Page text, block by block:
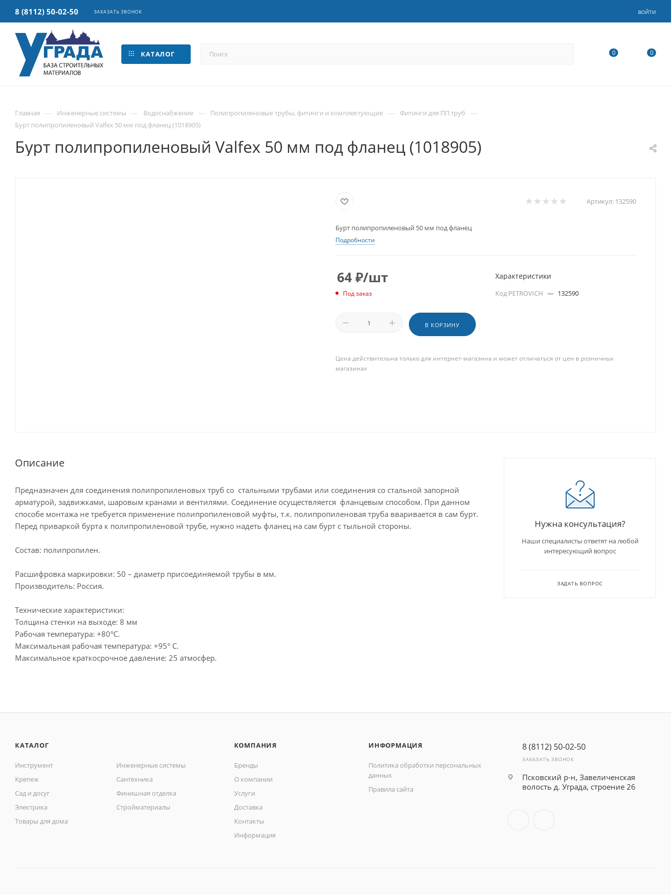
8 (8112) 50-02-50 ЗАКАЗАТЬ ЗВОНОК ВОЙТИ
КАТАЛОГ 0 0
Главная — Инженерные системы — Водоснабжение — Полипропиленовые трубы, фитинги и комплектующие — Фитинги для ПП труб —
Бурт полипропиленовый Valfex 50 мм под фланец (1018905)
Бурт полипропиленовый Valfex 50 мм под фланец (1018905)
Артикул: 132590
Бурт полипропиленовый 50 мм под фланец
Подробности
64₽/шт
Под заказ
В КОРЗИНУ
Характеристики
Код PETROVICH — 132590
Цена действительна только для интернет-магазина и может отличаться от цен в розничных
магазинах
Описание
Предназначен для соединения полипропиленовых труб со стальными трубами или соединения со стальной запорной
арматурой, задвижками, шаровым кранами и вентилями. Соединение осуществляется фланцевым способом. При данном
способе монтажа не требуется применение полипропиленовой муфты, т.к. полипропиленовая труба вваривается в сам бурт.
Перед приваркой бурта к полипропиленовой трубе, нужно надеть фланец на сам бурт с тыльной стороны.
Состав: полипропилен.
Расшифровка маркировки: 50 – диаметр присоединяемой трубы в мм.
Производитель: Россия.
Технические характеристики:
Толщина стенки на выходе: 8 мм
Рабочая температура: +80°С.
Максимальная рабочая температура: +95° C.
Максимальное краткосрочное давление: 25 атмосфер.
Нужна консультация?
Наши специалисты ответят на любой
интересующий вопрос
ЗАДАТЬ ВОПРОС
КАТАЛОГ
Инструмент
Инженерные системы
Крепеж
Сантехника
Сад и досуг
Финишная отделка
Электрика
Стройматериалы
Товары для дома
КОМПАНИЯ
Бренды
О компании
Услуги
Доставка
Контакты
Информация
ИНФОРМАЦИЯ
Политика обработки персональных
данных
Правила сайта
8 (8112) 50-02-50
ЗАКАЗАТЬ ЗВОНОК
Псковский р-н, Завеличенская
волость д. Уграда, строение 26